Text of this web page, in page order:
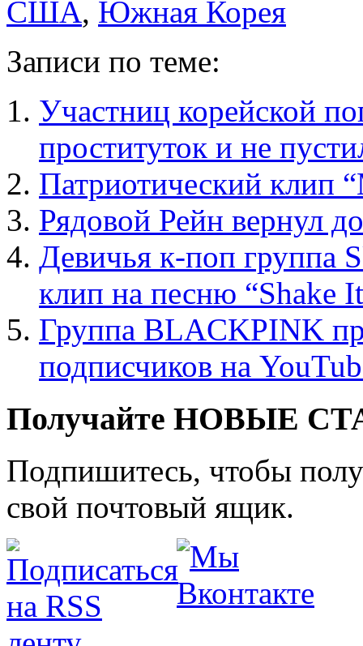
США, Южная Корея
Записи по теме:
Участниц корейской
проституток и не
Патриотический
Рядовой Рейн вернул
Девичья к-поп группа
клип на песню “Shake
Группа BLACKPINK
подписчиков на
Получайте НОВЫЕ
Подпишитесь, чтобы
свой почтовый ящик.